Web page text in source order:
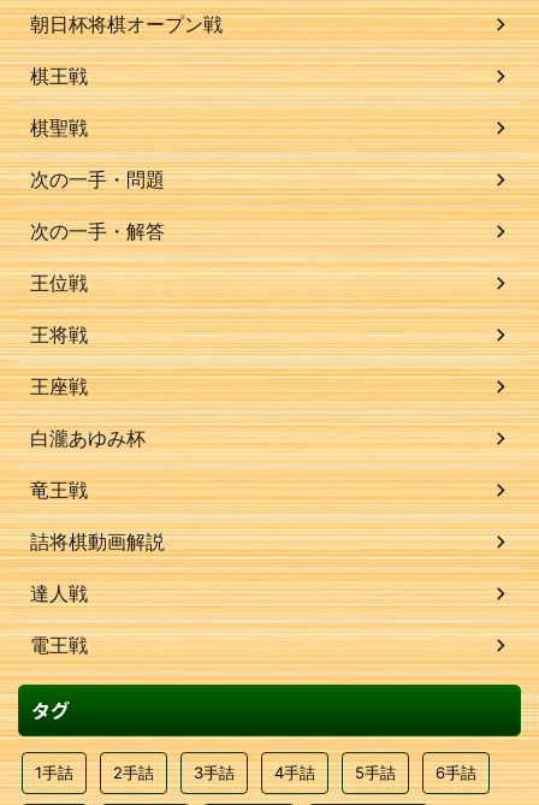
朝日杯将棋オープン戦
棋王戦
棋聖戦
次の一手・問題
次の一手・解答
王位戦
王将戦
王座戦
白瀧あゆみ杯
竜王戦
詰将棋動画解説
達人戦
電王戦
タグ
1手詰 2手詰 3手詰 4手詰 5手詰 6手詰